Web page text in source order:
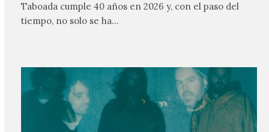
Taboada cumple 40 años en 2026 y, con el paso del
tiempo, no solo se ha…